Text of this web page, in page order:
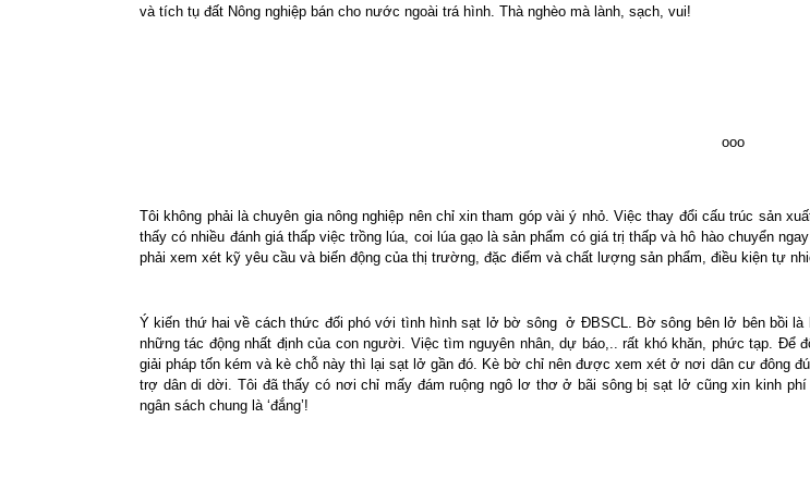
và tích tụ đất Nông nghiệp bán cho nước ngoài trá hình. Thà nghèo mà lành, sạch, vui!
ooo
Tôi không phải là chuyên gia nông nghiệp nên chỉ xin tham góp vài ý nhỏ. Việc thay đổi cấu trúc sản
thấy có nhiều đánh giá thấp việc trồng lúa, coi lúa gạo là sản phẩm có giá trị thấp và hô hào chuyển
phải xem xét kỹ yêu cầu và biến động của thị trường, đặc điểm và chất lượng sản phẩm, điều kiện tự
Ý kiến thứ hai về cách thức đối phó với tình hình sạt lở bờ sông ở ĐBSCL. Bờ sông bên lở bên bồi
những tác động nhất định của con người. Việc tìm nguyên nhân, dự báo,.. rất khó khăn, phức tạp.
giải pháp tốn kém và kè chỗ này thì lại sạt lở gần đó. Kè bờ chỉ nên được xem xét ở nơi dân cư đông
trợ dân di dời. Tôi đã thấy có nơi chỉ mấy đám ruộng ngô lơ thơ ở bãi sông bị sạt lở cũng xin kinh phí
ngân sách chung là ‘đắng’!